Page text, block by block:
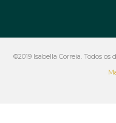
©2019 Isabella Correia. Todos